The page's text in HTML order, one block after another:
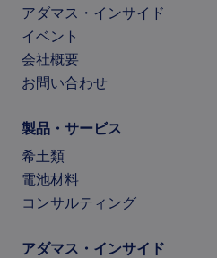
アダマス・インサイド
イベント
会社概要
お問い合わせ
製品・サービス
希土類
電池材料
コンサルティング
アダマス・インサイド